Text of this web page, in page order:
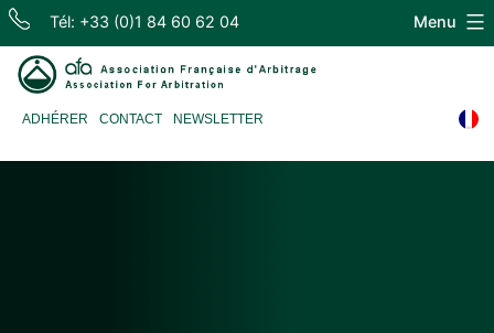
Skip
content
Tél: +33 (0)1 84 60 62 04
d'Arbitrage
ADHÉRER CONTACT NEWSLETTER
Menu